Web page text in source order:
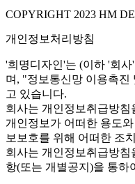
COPYRIGHT 2023 HM
개인정보처리방침
'희명디자인'는 (이하 '회
며, "정보통신망 이용촉
고 있습니다.
회사는 개인정보취급방
개인정보가 어떠한 용도
보보호를 위해 어떠한 조
회사는 개인정보취급방
항(또는 개별공지)을 통하